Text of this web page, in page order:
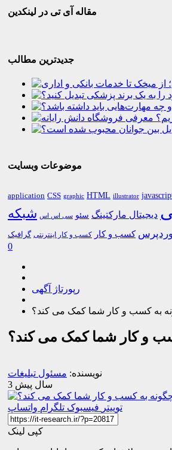
مقاله آی تی در لینکدین
جدیدترین مطالب
موضوعات وبسایت
application CSS graphic HTML illustrator
دیجیتال مارکتینگ سئو سی اس اس شبکه
وردپرس کسب و کار کسب و کار اینترنتی گرافیک
0
رپورتاژ آگهی
به کسب و کار شما کمک می کند؟
و کار شما کمک می کند؟
نویسنده: مسئول تبلیغات
3 سال پیش
توییتر فیسبوک تلگرام واتساپ
کپی لینک